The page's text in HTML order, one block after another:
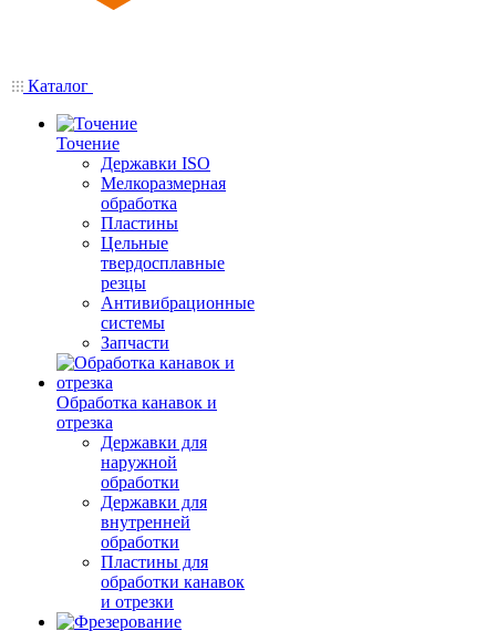
Каталог
Точение
Державки ISO
Мелкоразмерная
обработка
Пластины
Цельные
твердосплавные
резцы
Антивибрационные
системы
Запчасти
Обработка канавок и
отрезка
Державки для
наружной
обработки
Державки для
внутренней
обработки
Пластины для
обработки канавок
и отрезки